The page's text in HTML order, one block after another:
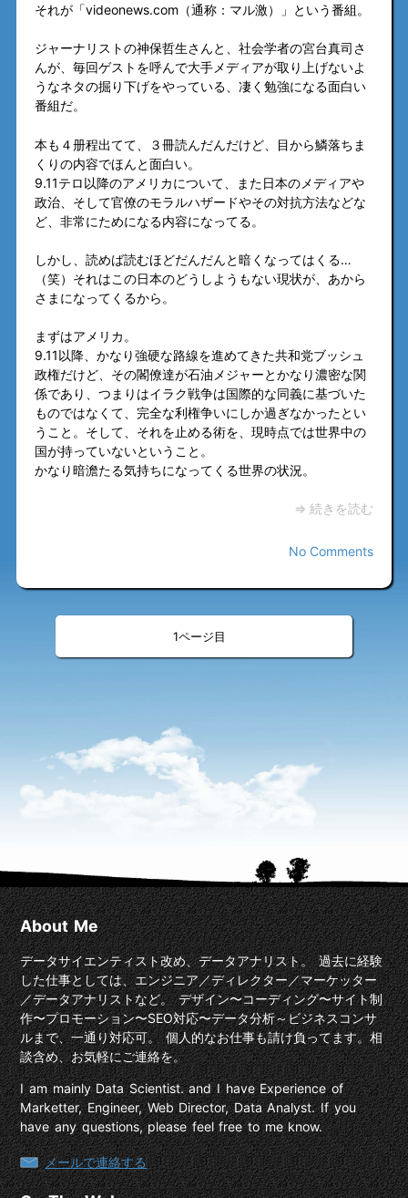
それが「videonews.com（通称：マル激）」という番組。
ジャーナリストの神保哲生さんと、社会学者の宮台真司さ
んが、毎回ゲストを呼んで大手メディアが取り上げないよ
うなネタの掘り下げをやっている、凄く勉強になる面白い
番組だ。
本も４册程出てて、３冊読んだんだけど、目から鱗落ちま
くりの内容でほんと面白い。
9.11テロ以降のアメリカについて、また日本のメディアや
政治、そして官僚のモラルハザードやその対抗方法などな
ど、非常にためになる内容になってる。
しかし、読めば読むほどだんだんと暗くなってはくる…
（笑）それはこの日本のどうしようもない現状が、あから
さまになってくるから。
まずはアメリカ。
9.11以降、かなり強硬な路線を進めてきた共和党ブッシュ
政権だけど、その閣僚達が石油メジャーとかなり濃密な関
係であり、つまりはイラク戦争は国際的な同義に基づいた
ものではなくて、完全な利権争いにしか過ぎなかったとい
うこと。そして、それを止める術を、現時点では世界中の
国が持っていないということ。
かなり暗澹たる気持ちになってくる世界の状況。
⇒ 続きを読む
No Comments
1
About Me
データサイエンティスト改め、データアナリスト。 過去に経験
した仕事としては、エンジニア／ディレクター／マーケッター
／データアナリストなど。 デザイン〜コーディング〜サイト制
作〜プロモーション〜SEO対応〜データ分析～ビジネスコンサ
ルまで、一通り対応可。 個人的なお仕事も請け負ってます。相
談含め、お気軽にご連絡を。
I am mainly Data Scientist. and I have Experience of
Marketter, Engineer, Web Director, Data Analyst. If you
have any questions, please feel free to me know.
メールで連絡する